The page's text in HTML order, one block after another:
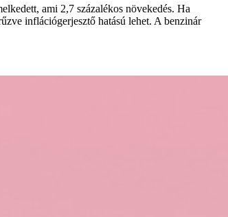
ami 2,7 százalékos növekedés. Ha
inflációgerjesztő hatású lehet. A benzinár